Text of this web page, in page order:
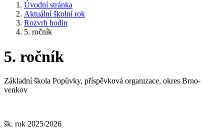
Úvodní stránka
Aktuální školní rok
Rozvrh hodin
5. ročník
5. ročník
Základní škola Popůvky, příspěvková organizace, okres Brno-
venkov
šk. rok 2025/2026